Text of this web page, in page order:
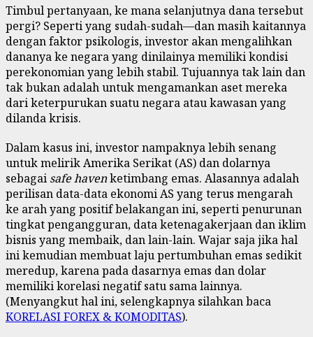
Timbul pertanyaan, ke mana selanjutnya dana tersebut
pergi? Seperti yang sudah-sudah—dan masih kaitannya
dengan faktor psikologis, investor akan mengalihkan
dananya ke negara yang dinilainya memiliki kondisi
perekonomian yang lebih stabil. Tujuannya tak lain dan
tak bukan adalah untuk mengamankan aset mereka
dari keterpurukan suatu negara atau kawasan yang
dilanda krisis.
Dalam kasus ini, investor nampaknya lebih senang
untuk melirik Amerika Serikat (AS) dan dolarnya
sebagai safe havenketimbang emas. Alasannya adalah
perilisan data-data ekonomi AS yang terus mengarah
ke arah yang positif belakangan ini, seperti penurunan
tingkat pengangguran, data ketenagakerjaan dan iklim
bisnis yang membaik, dan lain-lain. Wajar saja jika hal
ini kemudian membuat laju pertumbuhan emas sedikit
meredup, karena pada dasarnya emas dan dolar
memiliki korelasi negatif satu sama lainnya.
(Menyangkut hal ini, selengkapnya silahkan baca
KORELASI FOREX & KOMODITAS).